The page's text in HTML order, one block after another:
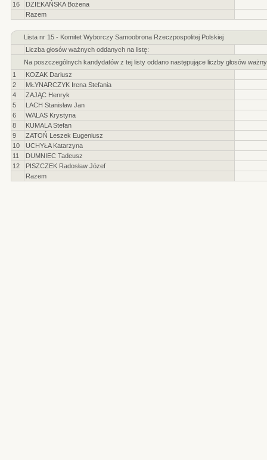
16
DZIEKAŃSKA Bożena
Razem
Lista nr 15 - Komitet Wyborczy Samoobrona Rzeczpospolitej Polskiej
Liczba głosów ważnych oddanych na listę:
Na poszczególnych kandydatów z tej listy oddano następujące liczby głosów
1
KOZAK Dariusz
2
MŁYNARCZYK Irena Stefania
4
ZAJĄC Henryk
5
LACH Stanisław Jan
6
WALAS Krystyna
8
KUMALA Stefan
9
ZATOŃ Leszek Eugeniusz
10
UCHYŁA Katarzyna
11
DUMNIEC Tadeusz
12
PISZCZEK Radosław Józef
Razem